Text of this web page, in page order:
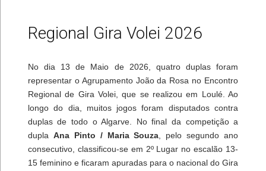
Regional Gira Volei 2026
No dia 13 de Maio de 2026, quatro duplas foram
representar o Agrupamento João da Rosa no Encontro
Regional de Gira Volei, que se realizou em Loulé. Ao
longo do dia, muitos jogos foram disputados contra
duplas de todo o Algarve. No final da competição a
dupla Ana Pinto / Maria Souza , pelo segundo ano
consecutivo, classificou-se em 2º Lugar no escalão 13-
15 feminino e ficaram apuradas para o nacional do Gira